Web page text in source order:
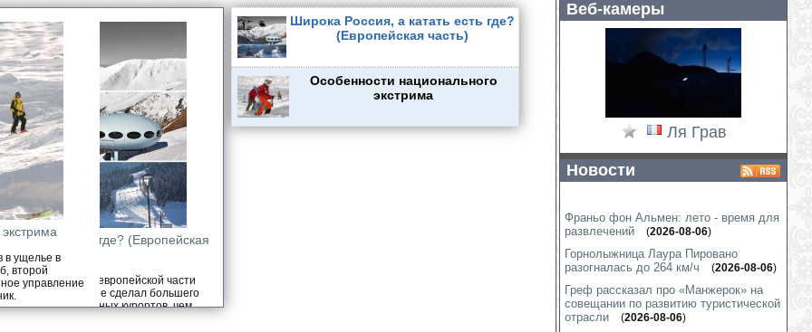
а катать есть где? (Европейская
часть)
курортов европейской части
Никто не сделал большего
горнолыжных курортов, чем
национального экстрима
в Домбае, упав в ущелье в
Один из них погиб, второй
сообщило следственное управление
Черкессии во вторник.
Широка Россия, а катать есть где?
(Европейская часть)
Особенности национального
экстрима
Веб-камеры
Ля Грав
Новости
Франьо фон Альмен: лето - время для
развлечений
(2026-08-06)
Горнолыжница Лаура Пировано
разогналась до 264 км/ч
(2026-08-06)
Греф рассказал про «Манжерок» на
совещании по развитию туристической
отрасли
(2026-08-06)